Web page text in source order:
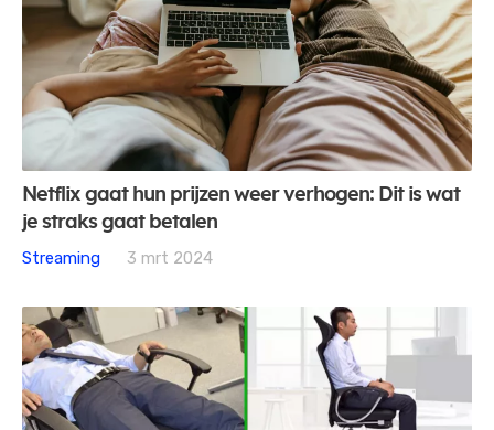
Netflix gaat hun prijzen weer verhogen: Dit is wat
je straks gaat betalen
Streaming
3 mrt 2024